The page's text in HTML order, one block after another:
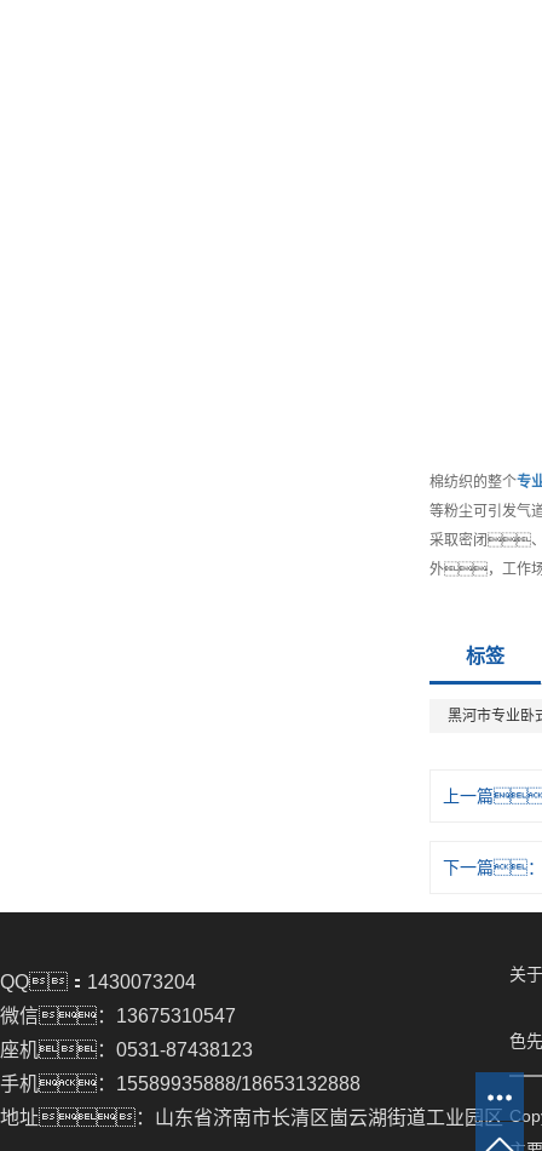
棉纺织的整个专
等粉尘可引发
采取密闭
外，工作场
标签
黑河市专业卧
上一篇
下一篇
QQ：1430073204
微信：13675310547
座机：0531-87438123
手机：15589935888/18653132888
地址：山东省济南市长清区崮云湖街道工业园区
关
色